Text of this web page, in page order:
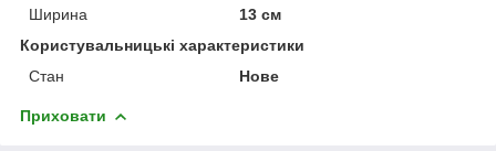
Ширина
13 см
Користувальницькі характеристики
Стан
Нове
Приховати